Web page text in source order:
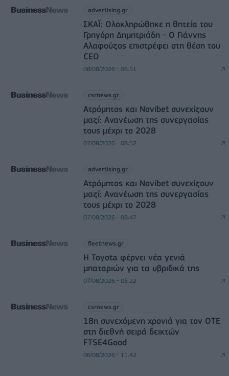
advertising.gr
ΣΚΑΪ: Ολοκληρώθηκε η θητεία του
Γρηγόρη Δημητριάδη - Ο Γιάννης
Αλαφούζος επιστρέφει στη θέση του
CEO
08/08/2026 - 06:51
csrnews.gr
Ατρόμητος και Novibet συνεχίζουν
μαζί: Ανανέωση της συνεργασίας
τους μέχρι το 2028
07/08/2026 - 08:52
advertising.gr
Ατρόμητος και Novibet συνεχίζουν
μαζί: Ανανέωση της συνεργασίας
τους μέχρι το 2028
07/08/2026 - 08:47
fleetnews.gr
Η Toyota φέρνει νέα γενιά
μπαταριών για τα υβριδικά της
07/08/2026 - 05:22
csrnews.gr
18η συνεχόμενη χρονιά για τον ΟΤΕ
στη διεθνή σειρά δεικτών
FTSE4Good
06/08/2026 - 11:42